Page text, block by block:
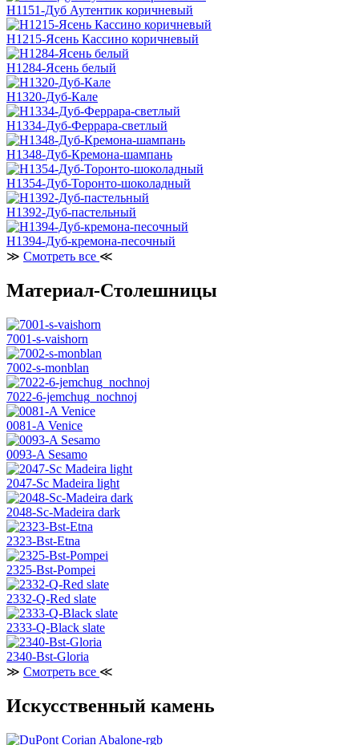
H1151-Дуб Аутентик коричневый
H1215-Ясень Кассино коричневый
H1284-Ясень белый
H1320-Дуб-Кале
H1334-Дуб-Феррара-светлый
H1348-Дуб-Кремона-шампань
H1354-Дуб-Торонто-шоколадный
H1392-Дуб-пастельный
H1394-Дуб-кремона-песочный
≫ Смотреть все ≪
Материал-Столешницы
7001-s-vaishorn
7002-s-monblan
7022-6-jemchug_nochnoj
0081-A Venice
0093-A Sesamo
2047-Sc Madeira light
2048-Sc-Madeira dark
2323-Bst-Etna
2325-Bst-Pompei
2332-Q-Red slate
2333-Q-Black slate
2340-Bst-Gloria
≫ Смотреть все ≪
Искусственный камень